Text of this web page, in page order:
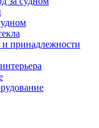
принадлежности